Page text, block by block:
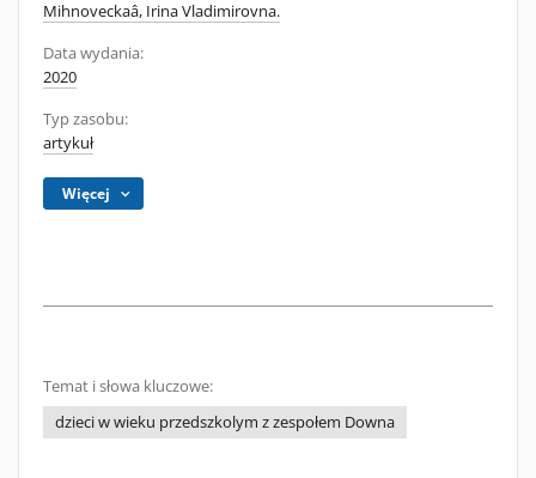
Mihnoveckaâ, Irina Vladimirovna.
Data wydania:
2020
Typ zasobu:
artykuł
Więcej
Temat i słowa kluczowe:
dzieci w wieku przedszkolym z zespołem Downa